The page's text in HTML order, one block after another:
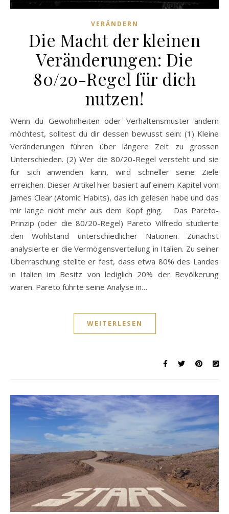
VERÄNDERN
Die Macht der kleinen
Veränderungen: Die
80/20-Regel für dich
nutzen!
Wenn du Gewohnheiten oder Verhaltensmuster ändern
möchtest, solltest du dir dessen bewusst sein: (1) Kleine
Veränderungen führen über längere Zeit zu grossen
Unterschieden. (2) Wer die 80/20-Regel versteht und sie
für sich anwenden kann, wird schneller seine Ziele
erreichen. Dieser Artikel hier basiert auf einem Kapitel vom
James Clear (Atomic Habits), das ich gelesen habe und das
mir lange nicht mehr aus dem Kopf ging. Das Pareto-
Prinzip (oder die 80/20-Regel) Pareto Vilfredo studierte
den Wohlstand unterschiedlicher Nationen. Zunächst
analysierte er die Vermögensverteilung in Italien. Zu seiner
Überraschung stellte er fest, dass etwa 80% des Landes
in Italien im Besitz von lediglich 20% der Bevölkerung
waren. Pareto führte seine Analyse in…
WEITERLESEN